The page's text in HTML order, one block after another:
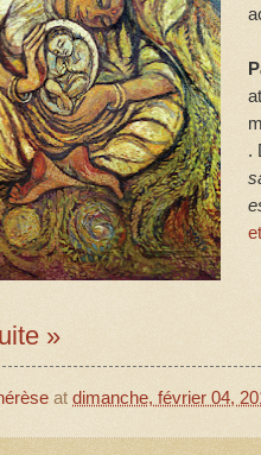
.
»
at dimanche, février 04,